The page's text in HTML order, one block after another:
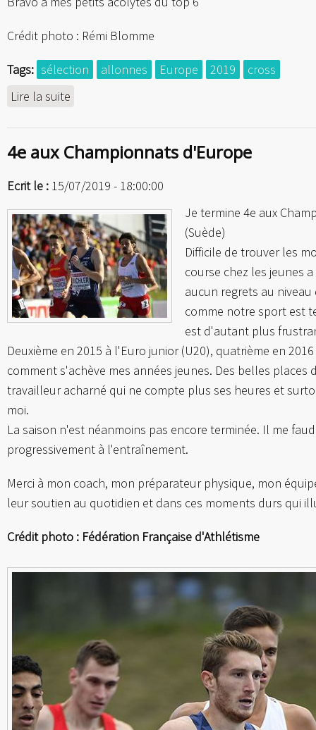
Crédit photo : Rémi Blomme
Tags: sélection allonnes Europe 2019
cross
Lire la suite
4e aux Championnats d'Europe
Ecrit le : 15/07/2019 - 18:00:00
Je termine 4e aux
(Suède)
Difficile de trouver les
course chez les jeunes
aucun regrets au
comme notre sport est
est d'autant plus
Deuxième en 2015 à l'Euro junior (U20), quatrième en
comment s'achève mes années jeunes. Des belles
travailleur acharné qui ne compte plus ses heures et
moi.
La saison n'est néanmoins pas encore terminée. Il me
progressivement à l'entraînement.
Merci à mon coach, mon préparateur physique, mon
leur soutien au quotidien et dans ces moments durs qui
Crédit photo : Fédération Française d'Athlétisme